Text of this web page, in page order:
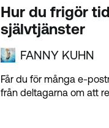
Hur du frigör
självtjänster
FANNY KUHN
Får du för många e-
från deltagarna om att